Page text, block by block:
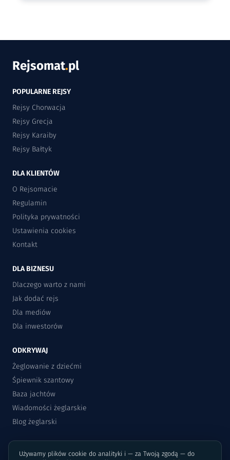
Używamy plików cookie do analityki i — za Twoją zgodą — do
Rejsomat.pl
POPULARNE REJSY
Rejsy Chorwacja
Rejsy Grecja
Rejsy Karaiby
Rejsy Bałtyk
DLA KLIENTÓW
O Rejsomacie
Regulamin
Polityka prywatności
Ustawienia cookies
Kontakt
DLA BIZNESU
Dlaczego warto z nami
Jak dodać rejs
Dla mediów
Dla inwestorów
ODKRYWAJ
Żeglowanie z dziećmi
Śpiewnik szantowy
Baza jachtów
Wiadomości żeglarskie
Blog żeglarski